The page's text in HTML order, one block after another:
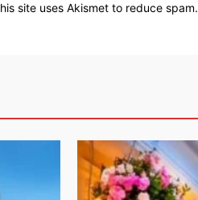
site uses Akismet to reduce spam.